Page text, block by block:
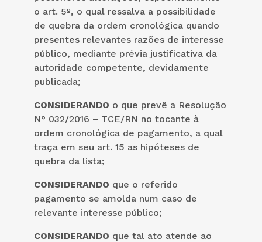
o art. 5º, o qual ressalva a possibilidade
de quebra da ordem cronológica quando
presentes relevantes razões de interesse
público, mediante prévia justificativa da
autoridade competente, devidamente
publicada;
CONSIDERANDO o que prevê a Resolução
N° 032/2016 – TCE/RN no tocante à
ordem cronológica de pagamento, a qual
traça em seu art. 15 as hipóteses de
quebra da lista;
CONSIDERANDO que o referido
pagamento se amolda num caso de
relevante interesse público;
CONSIDERANDO que tal ato atende ao